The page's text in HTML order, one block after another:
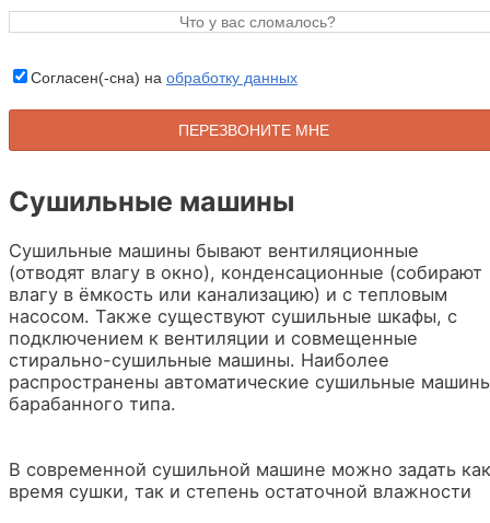
Согласен(-сна) на обработку данных
Сушильные машины
Сушильные машины бывают вентиляционные
(отводят влагу в окно), конденсационные (собирают
влагу в ёмкость или канализацию) и с тепловым
насосом. Также существуют сушильные шкафы, с
подключением к вентиляции и совмещенные
стирально-сушильные машины. Наиболее
распространены автоматические сушильные
барабанного типа.
В современной сушильной машине можно задать как
время сушки, так и степень остаточной влажности